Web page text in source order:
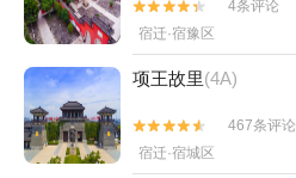


4条评论
宿迁·宿豫区
项王故里(4A)


467条评论
宿迁·宿城区